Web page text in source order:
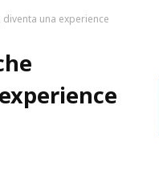
una experience